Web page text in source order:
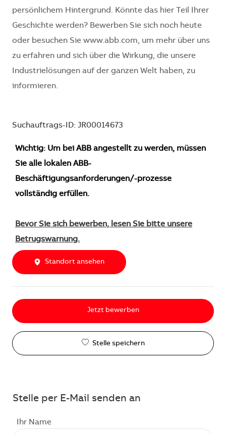
persönlichem Hintergrund. Könnte das hier Teil Ihrer
Geschichte werden? Bewerben Sie sich noch heute
oder besuchen Sie www.abb.com, um mehr über uns
zu erfahren und sich über die Wirkung, die unsere
Industrielösungen auf der ganzen Welt haben, zu
informieren.
Suchauftrags-ID: JR00014673
Wichtig: Um bei ABB angestellt zu werden, müssen
Sie alle lokalen ABB-
Beschäftigungsanforderungen/-prozesse
vollständig erfüllen.
Bevor Sie sich bewerben, lesen Sie bitte unsere
Betrugswarnung.
Standort ansehen
Jetzt bewerben
Stelle speichern
Stelle per E-Mail senden an
Ihr Name